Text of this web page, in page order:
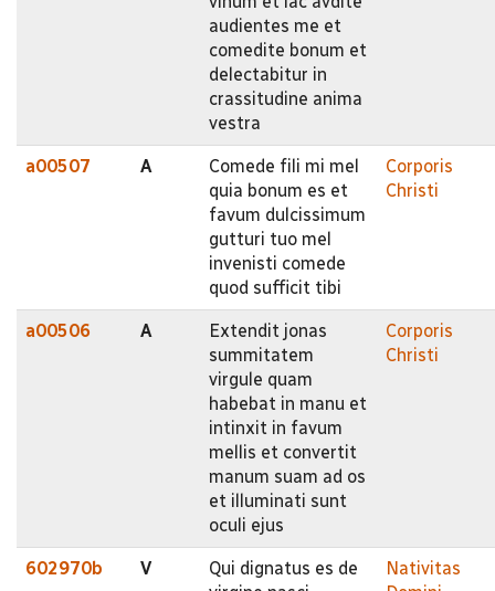
audientes me et
comedite bonum et
delectabitur in
crassitudine anima
vestra
a00507 A
Comede fili mi mel
quia bonum es et
favum dulcissimum
gutturi tuo mel
invenisti comede
quod sufficit tibi
Corporis
Christi
a00506 A
Extendit jonas
summitatem
virgule quam
habebat in manu et
intinxit in favum
mellis et convertit
manum suam ad os
et illuminati sunt
oculi ejus
Corporis
Christi
602970b V
Qui dignatus es de
Nativitas